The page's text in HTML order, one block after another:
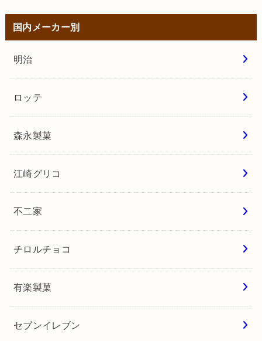
国内メーカー別
明治
ロッテ
森永製菓
江崎グリコ
不二家
チロルチョコ
有楽製菓
セブンイレブン